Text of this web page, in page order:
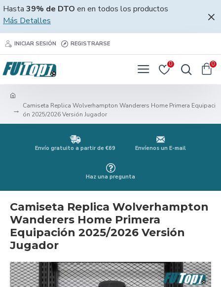
Hasta 39% de DTO en en todos los productos
Más Detalles
INICIAR SESIÓN REGISTRARSE
0 0
Camiseta Replica Wolverhampton Wanderers Home Primera Equipaci
ón 2025/2026 Versión Jugador
Envío gratuito a partir de €69 Envíenos un E-mail
Haz una pregunta
Camiseta Replica Wolverhampton
Wanderers Home Primera
Equipación 2025/2026 Versión
Jugador